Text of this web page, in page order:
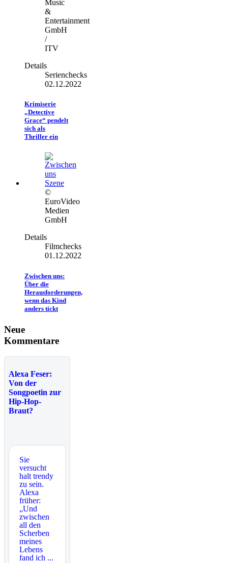
Music
&
Entertainment
GmbH
/
ITV
Details
Serienchecks
02.12.2022
Krimiserie
„Detective
Grace“ pendelt
sich als
Thriller ein
©
EuroVideo
Medien
GmbH
Details
Filmchecks
01.12.2022
Zwischen uns:
Über die
Herausforderungen,
wenn das Kind
anders tickt
Neue
Kommentare
Alexa Feser:
Von der
Songpoetin zur
Hip-Hop-
Braut?
Sie
versucht
halt trendy
zu sein.
Alexa
früher:
„Und
zwischen
all den
Scherben
meines
Lebens
fand ich ...